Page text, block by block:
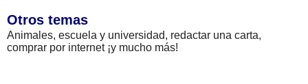
Otros temas
Animales, escuela y universidad, redactar una carta,
comprar por internet ¡y mucho más!